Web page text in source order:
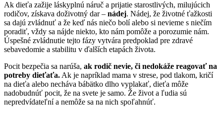
Ak dieťa zažije láskyplnú náruč a prijatie starostlivých, milujúcich
rodičov, získava doživotný dar – nádej. Nádej, že životné ťažkosti
sa dajú zvládnuť a že keď nás niečo bolí alebo si nevieme s niečím
poradiť, vždy sa nájde niekto, kto nám pomôže a porozumie nám.
Úspešné zvládnutie tejto fázy vytvára predpoklad pre zdravé
sebavedomie a stabilitu v ďalších etapách života.
Pocit bezpečia sa narúša, ak rodič nevie, či nedokáže reagovať na
potreby dieťaťa. Ak je napríklad mama v strese, pod tlakom, kričí
na dieťa alebo necháva bábätko dlho vyplakať, dieťa môže
nadobudnúť pocit, že na svete je samo. Že život a ľudia sú
nepredvídateľní a nemôže sa na nich spoľahnúť.